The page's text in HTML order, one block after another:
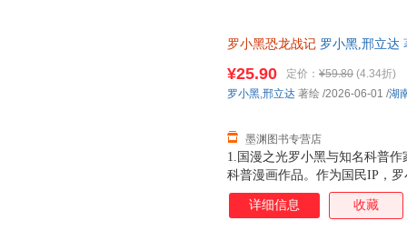
罗小黑恐龙战记 罗小黑,邢立达
1.国漫之光罗小黑与知名科普
科普漫画作品。作为国民IP，
动画于2011年开始播放，B站
3.15亿票房，同名漫画书2015
¥25.90 定价： ¥59.80 (4.34折)
墨渊图书专营店
罗小黑,邢立达 著绘 /2026-06-01 /湖
详细信息 收藏